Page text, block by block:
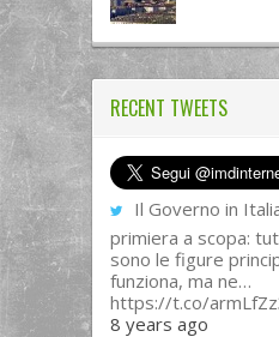
RECENT TWEETS
Il Governo in
primiera a scopa:
sono le figure
funziona, ma ne…
https://t.co/
8 years ago